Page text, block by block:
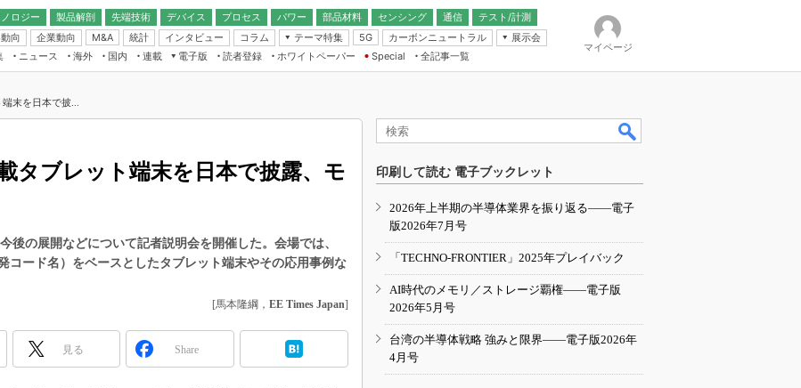
ロジー 製品解剖
先端技術
ー
デバイス
ログ
コン
プロセス パワー 部品材料 センシング
通信
無線
テスト/計測
向
企業動向 M&A 統計 インタビュー コラム
テーマ特集
フィジカルAI
読者調査（EE Times Research）
電源設計（EDN Japan）
5G カーボンニュートラル
展示会
IoT・エッジコンピューティング
EXPO
TECHNO-FRONTIER
人とくるま展
ニュース 海外 国内
連載
デバイス通信
業界スコープ
字」で回してみよう
で起こったこと、次の10年
と
電子版
子ブックレット
読者登録 ホワイトペーパー
Special
全記事一覧
マイページ
末を日本で披...
タブレット端末を日本で披露、モ
後の展開などについて記者説明会を開催した。会場では、
コード名）をベースとしたタブレット端末やその応用事例な
[馬本隆綱， EE Times Japan]
見る Share
印刷して読む 電子ブックレット
2026年上半期の半導体業界を振り返る――電子
版2026年7月号
「TECHNO-FRONTIER」2025年プレイバック
AI時代のメモリ／ストレージ覇権――電子版
2026年5月号
台湾の半導体戦略 強みと限界――電子版2026年
4月号